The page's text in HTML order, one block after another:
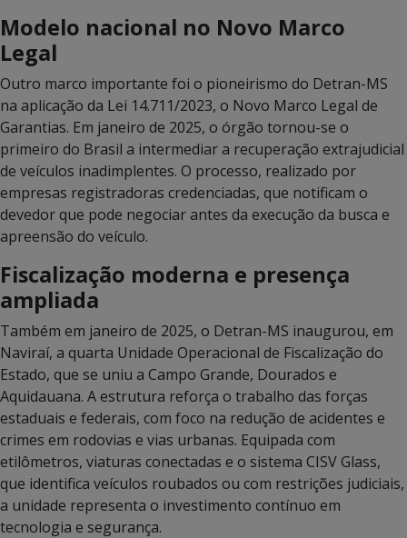
Modelo nacional no Novo Marco
Legal
Outro marco importante foi o pioneirismo do Detran-MS
na aplicação da Lei 14.711/2023, o Novo Marco Legal de
Garantias. Em janeiro de 2025, o órgão tornou-se o
primeiro do Brasil a intermediar a recuperação extrajudicial
de veículos inadimplentes. O processo, realizado por
empresas registradoras credenciadas, que notificam o
devedor que pode negociar antes da execução da busca e
apreensão do veículo.
Fiscalização moderna e presença
ampliada
Também em janeiro de 2025, o Detran-MS inaugurou, em
Naviraí, a quarta Unidade Operacional de Fiscalização do
Estado, que se uniu a Campo Grande, Dourados e
Aquidauana. A estrutura reforça o trabalho das forças
estaduais e federais, com foco na redução de acidentes e
crimes em rodovias e vias urbanas. Equipada com
etilômetros, viaturas conectadas e o sistema CISV Glass,
que identifica veículos roubados ou com restrições judiciais,
a unidade representa o investimento contínuo em
tecnologia e segurança.